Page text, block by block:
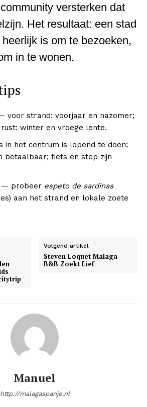
versterken dat
Het resultaat: een stad
is om te bezoeken,
in te wonen.
voor strand: voorjaar en nazomer;
winter en vroege lente.
in het centrum is lopend te doen;
betaalbaar; fiets en step zijn
— probeer espeto de sardinas
aan het strand en lokale zoete
Volgend artikel
Steven Loquet Malaga
B&B Zoekt Lief
Manuel
http://malagaspanje.nl